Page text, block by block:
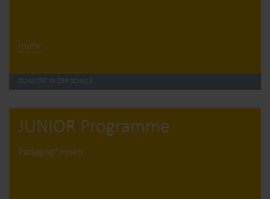
mehr
QUALITÄT IN DER SCHULE
JUNIOR Programme
Pädagog*innen